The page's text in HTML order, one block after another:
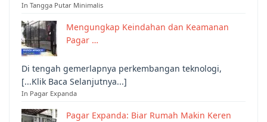
In Tangga Putar Minimalis
Mengungkap Keindahan dan Keamanan
Pagar …
Di tengah gemerlapnya perkembangan teknologi,
[...Klik Baca Selanjutnya...]
In Pagar Expanda
Pagar Expanda: Biar Rumah Makin Keren